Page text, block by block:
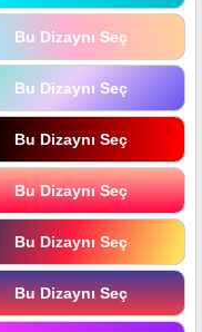
Bu Dizaynı Seç
Bu Dizaynı Seç
Bu Dizaynı Seç
Bu Dizaynı Seç
Bu Dizaynı Seç
Bu Dizaynı Seç